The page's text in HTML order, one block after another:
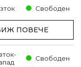
Свободен
ПОВЕЧЕ
Свободен